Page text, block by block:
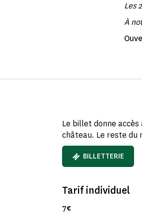
Les
À
Le billet donne
château. Le reste du
BILLETTERIE
Tarif individuel
7€